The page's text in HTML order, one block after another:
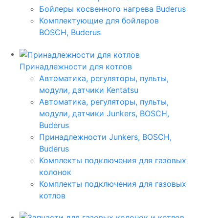
Бойлеры косвенного нагрева Buderus
Комплектующие для бойлеров
BOSCH, Buderus
Принадлежности для котлов
Автоматика, регуляторы, пульты,
модули, датчики Kentatsu
Автоматика, регуляторы, пульты,
модули, датчики Junkers, BOSCH,
Buderus
Принадлежности Junkers, BOSCH,
Buderus
Комплекты подключения для газовых
колонок
Комплекты подключения для газовых
котлов